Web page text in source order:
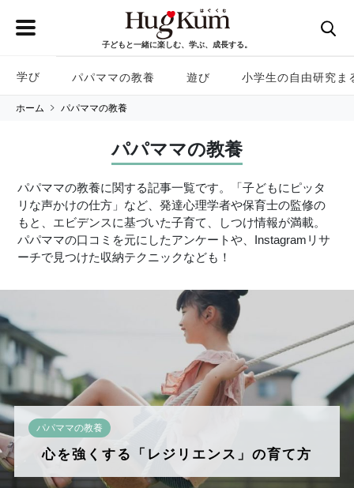
子どもと一緒に楽しむ、学ぶ、成長する。
学び パパママの教養 遊び 小学生の自由研究ま
ホーム パパママの教養
パパママの教養
パパママの教養に関する記事一覧です。「子どもにピッタ
リな声かけの仕方」など、発達心理学者や保育士の監修の
もと、エビデンスに基づいた子育て、しつけ情報が満載。
パパママの口コミを元にしたアンケートや、Instagramリサ
ーチで見つけた収納テクニックなども！
心を強くする「レジリエンス」の育て方
パパママの教養